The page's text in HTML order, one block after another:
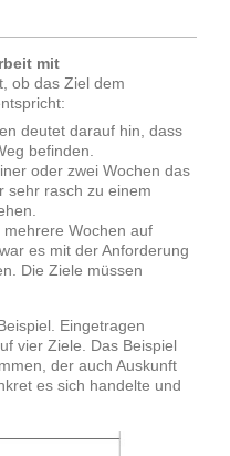
mit
ob das Ziel dem
deutet darauf hin, dass
befinden.
oder zwei Wochen das
sehr rasch zu einem
Wochen auf
es mit der Anforderung
Die Ziele müssen
Eingetragen
vier Ziele. Das Beispiel
der auch Auskunft
es sich handelte und